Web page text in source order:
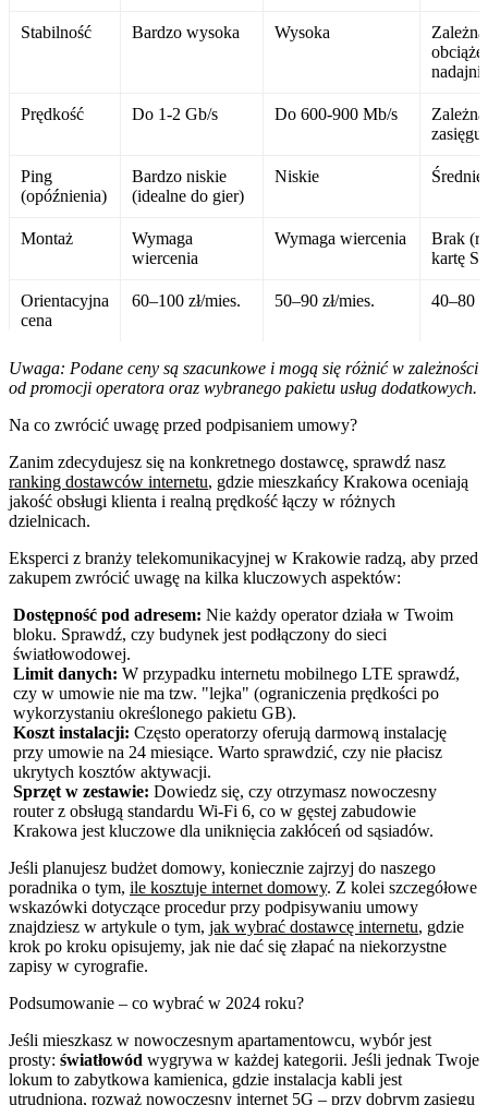
Stabilność Bardzo wysoka Wysoka
Prędkość Do 1-2 Gb/s Do 600-900 Mb/s
zasięgu
Ping
(opóźnienia)
Bardzo niskie
(idealne do gier)
Niskie
Montaż
Wymaga
wiercenia
Wymaga wiercenia
Brak
kartę
Orientacyjna
cena
60–100 zł/mies. 50–90 zł/mies. 40–80
Uwaga: Podane ceny są szacunkowe i mogą się różnić w zależności
od promocji operatora oraz wybranego pakietu usług dodatkowych.
Na co zwrócić uwagę przed podpisaniem umowy?
Zanim zdecydujesz się na konkretnego dostawcę, sprawdź nasz
ranking dostawców internetu, gdzie mieszkańcy Krakowa oceniają
jakość obsługi klienta i realną prędkość łączy w różnych
dzielnicach.
Eksperci z branży telekomunikacyjnej w Krakowie radzą, aby przed
zakupem zwrócić uwagę na kilka kluczowych aspektów:
Dostępność pod adresem: Nie każdy operator działa w Twoim
bloku. Sprawdź, czy budynek jest podłączony do sieci
światłowodowej.
Limit danych: W przypadku internetu mobilnego LTE sprawdź,
czy w umowie nie ma tzw. "lejka" (ograniczenia prędkości po
wykorzystaniu określonego pakietu GB).
Koszt instalacji: Często operatorzy oferują darmową instalację
przy umowie na 24 miesiące. Warto sprawdzić, czy nie płacisz
ukrytych kosztów aktywacji.
Sprzęt w zestawie: Dowiedz się, czy otrzymasz nowoczesny
router z obsługą standardu Wi-Fi 6, co w gęstej zabudowie
Krakowa jest kluczowe dla uniknięcia zakłóceń od sąsiadów.
Jeśli planujesz budżet domowy, koniecznie zajrzyj do naszego
poradnika o tym, ile kosztuje internet domowy. Z kolei szczegółowe
wskazówki dotyczące procedur przy podpisywaniu umowy
znajdziesz w artykule o tym, jak wybrać dostawcę internetu, gdzie
krok po kroku opisujemy, jak nie dać się złapać na niekorzystne
zapisy w cyrografie.
Podsumowanie – co wybrać w 2024 roku?
Jeśli mieszkasz w nowoczesnym apartamentowcu, wybór jest
prosty: światłowód wygrywa w każdej kategorii. Jeśli jednak Twoje
lokum to zabytkowa kamienica, gdzie instalacja kabli jest
utrudniona, rozważ nowoczesny internet 5G – przy dobrym zasięgu